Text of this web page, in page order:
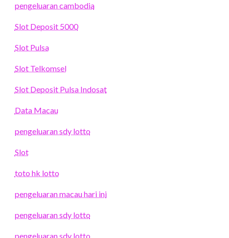
pengeluaran cambodia
Slot Deposit 5000
Slot Pulsa
Slot Telkomsel
Slot Deposit Pulsa Indosat
Data Macau
pengeluaran sdy lotto
Slot
toto hk lotto
pengeluaran macau hari ini
pengeluaran sdy lotto
pengeluaran sdy lotto